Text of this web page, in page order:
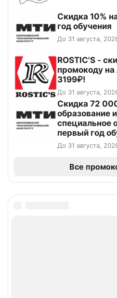
Скидка 10%
год обучения
До 31 августа,
ROSTIC'S -
промокоду на
3199₽!
До 31 августа,
Скидка 72
образование
специальное
первый год
До 31 августа,
Все